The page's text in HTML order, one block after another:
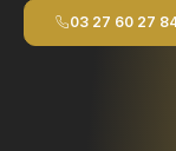
03 27 60 27